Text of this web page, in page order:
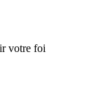
votre foi